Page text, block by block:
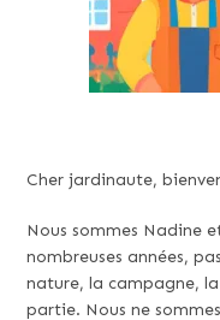
Cher jardinaute,
Nous sommes Nadine
nombreuses années,
nature, la campagne,
partie. Nous ne